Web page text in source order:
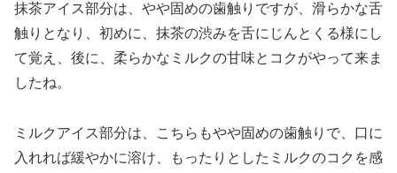
抹茶アイス部分は、やや固めの歯触りですが、滑らかな舌
触りとなり、初めに、抹茶の渋みを舌にじんとくる様にし
て覚え、後に、柔らかなミルクの甘味とコクがやって来ま
したね。
ミルクアイス部分は、こちらもやや固めの歯触りで、口に
入れれば緩やかに溶け、もったりとしたミルクのコクを感